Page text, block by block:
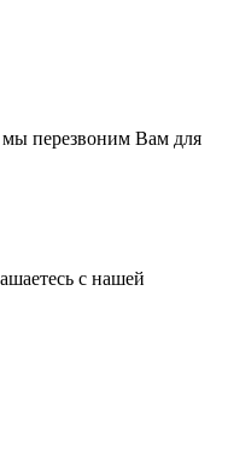
мы перезвоним Вам для
с нашей